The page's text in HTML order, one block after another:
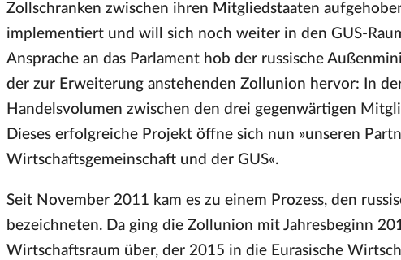
Zollschranken zwischen ihren Mitgliedstaaten
implementiert und will sich noch weiter in den GUS-
Ansprache an das Parlament hob der russische
der zur Erweiterung anstehenden Zollunion hervor: In
Handelsvolumen zwischen den drei gegenwärtigen
Dieses erfolgreiche Projekt öffne sich nun »unseren
Wirtschaftsgemeinschaft und der GUS«.
Seit November 2011 kam es zu einem Prozess, den
bezeichneten. Da ging die Zollunion mit Jahresbeginn
Wirtschaftsraum über, der 2015 in die Eurasische